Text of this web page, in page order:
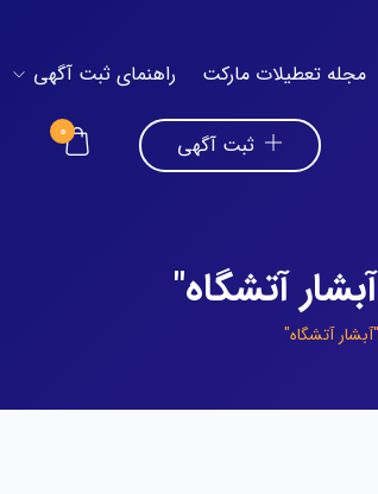
مجله تعطیلات مارکت راهنمای ثبت آگهی
ثبت آگهی ۰
آتشگاه"
آتشگاه"